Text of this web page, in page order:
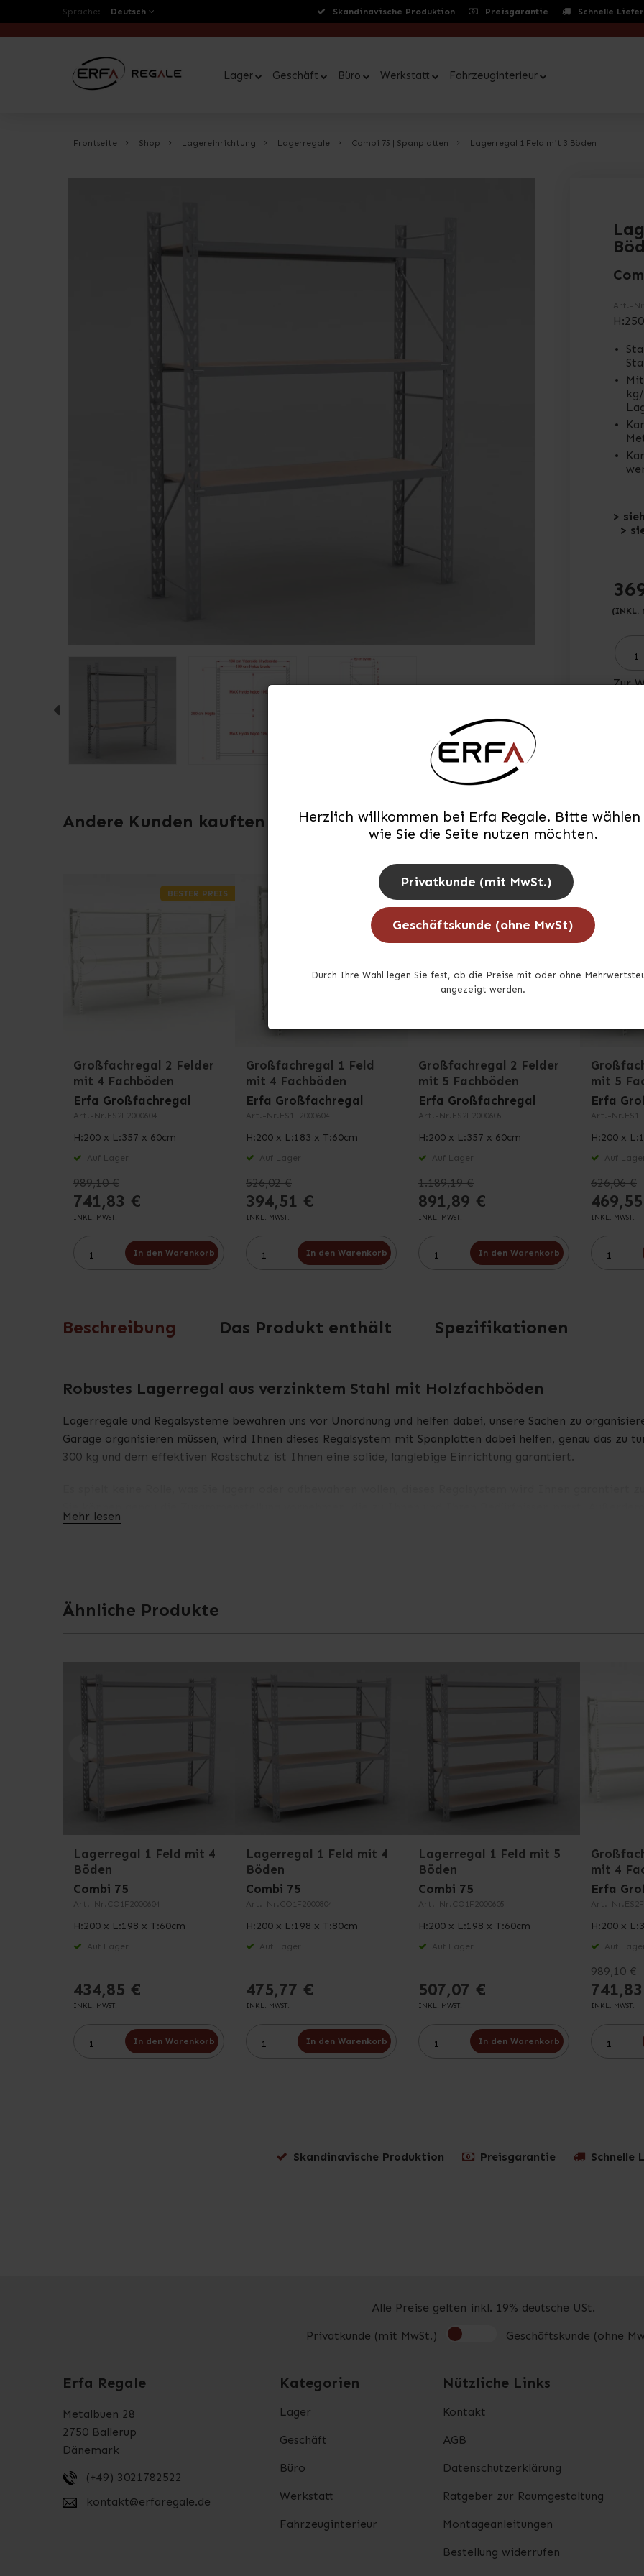
Sprache: Deutsch Skandinavische Produktion Preisgarantie Schnelle
Lager Geschäft Büro Werkstatt Fahrzeuginterieur
Herzlich willkommen bei Erfa Regale. Bitte wählen
wie Sie die Seite nutzen möchten.
Privatkunde (mit MwSt.)
Geschäftskunde (ohne MwSt)
Durch Ihre Wahl legen Sie fest, ob die Preise mit oder ohne
angezeigt werden.
Frontseite Shop Lagereinrichtung Lagerregale Combi 75 | Spanplatten Lagerregal 1 Feld mit 3 Böden
Art.-Nr.
>
>
(INKL.
Zur
Andere Kunden kauften auch
BESTER PREIS
Großfachregal 2 Felder
mit 4 Fachböden
Erfa Großfachregal
Art.-Nr. ES2F2000604
H:200 x L:357 x 60cm
Auf Lager
989,10 €
741,83 €
INKL. MWST.
In den Warenkorb
BESTER PREIS
Großfachregal 1 Feld
mit 4 Fachböden
Erfa Großfachregal
Art.-Nr. ES1F2000604
H:200 x L:183 x T:60cm
Auf Lager
526,02 €
394,51 €
INKL. MWST.
In den Warenkorb
BESTER PREIS
Großfachregal 2 Felder
mit 5 Fachböden
Erfa Großfachregal
Art.-Nr. ES2F2000605
H:200 x L:357 x 60cm
Auf Lager
1.189,19 €
891,89 €
INKL. MWST.
In den Warenkorb
mit 5
Erfa
Art.-Nr.
H:200 x
Auf Lager
626,06 €
INKL. MWST.
Beschreibung
Robustes Lagerregal aus verzinktem Stahl mit Holzfachböden
Lagerregale und Regalsysteme bewahren uns vor Unordnung und helfen dabei, unsere Sachen zu
Garage organisieren müssen, wird Ihnen dieses Regalsystem mit Spanplatten dabei helfen, genau das zu
300 kg und dem effektiven Rostschutz ist Ihnen eine solide, langlebige Einrichtung garantiert.
ohne Werkzeug im Abstand von 7,5 cm positionieren, um den Platz auf den einzelnen Ebenen und im
Die herausnehmbaren Fachböden bestehen aus 19 mm starken Spanplatten. Sie eignen sich besonders
die Reinigung der Regale auf ein Minimum reduziert werden muss. Außerdem sorgt die Oberfläche dafür,
Mehr lesen
Das Produkt enthält Spezifikationen
Ähnliche Produkte
Lagerregal 1 Feld mit 4
Böden
Combi 75
Art.-Nr. CO1F2000604
H:200 x L:198 x T:60cm
Auf Lager
434,85 €
INKL. MWST.
In den Warenkorb
Lagerregal 1 Feld mit 4
Böden
Combi 75
Art.-Nr. CO1F2000804
H:200 x L:198 x T:80cm
Auf Lager
475,77 €
INKL. MWST.
In den Warenkorb
Lagerregal 1 Feld mit 5
Böden
Combi 75
Art.-Nr. CO1F2000605
H:200 x L:198 x T:60cm
Auf Lager
507,07 €
INKL. MWST.
In den Warenkorb
mit 4
Erfa
Art.-Nr.
H:200 x
Auf Lager
989,10 €
INKL. MWST.
Skandinavische Produktion Preisgarantie Schnelle
Alle Preise gelten inkl. 19% deutsche USt.
Privatkunde (mit MwSt.) Geschäftskunde (ohne
Erfa Regale
Metalbuen 28
2750 Ballerup
Dänemark
(+49) 3021782522
kontakt@erfaregale.de
Kategorien
Lager
Geschäft
Büro
Werkstatt
Fahrzeuginterieur
Nützliche Links
Kontakt
AGB
Datenschutzerklärung
Ratgeber zur Raumgestaltung
Montageanleitungen
Bestellung widerrufen